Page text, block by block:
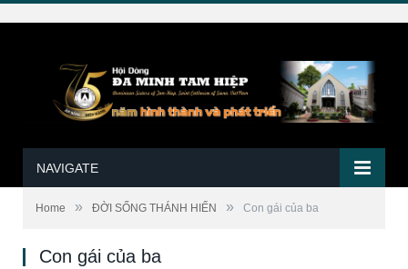
NAVIGATE
Home » ĐỜI SỐNG THÁNH HIẾN » Con gái của ba
Con gái của ba